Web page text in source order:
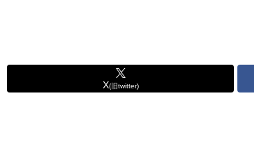
X(旧twitter)